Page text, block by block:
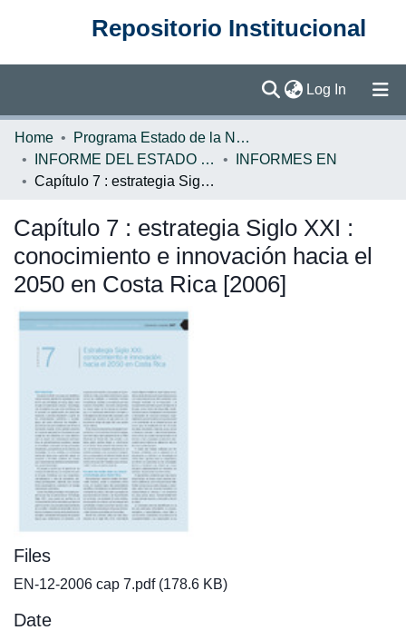
Repositorio Institucional
Log In (current)
Communities & Collections
Home
Programa Estado de la Nación (PEN)
INFORME DEL ESTADO DE LA NACION
INFORMES EN
Capítulo 7 : estrategia Siglo XXI : conocimiento e innovación hacia el 2050 en Costa Rica [2006]
Capítulo 7 : estrategia Siglo XXI :
conocimiento e innovación hacia el
2050 en Costa Rica [2006]
Files
EN-12-2006 cap 7.pdf(178.6 KB)
Date